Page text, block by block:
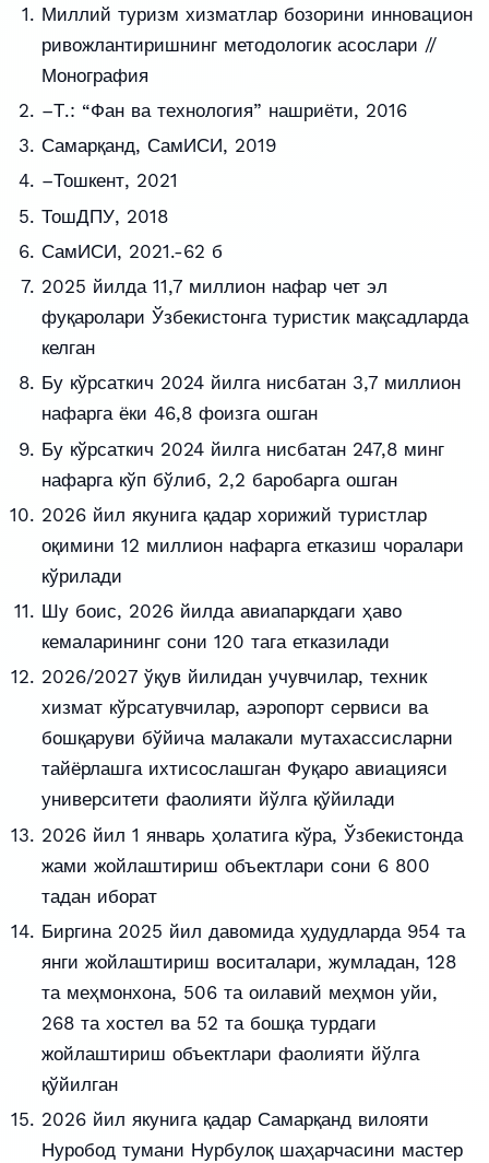
Миллий туризм хизматлар бозорини инновацион
ривожлантиришнинг методологик асослари //
Монография
–Т.: “Фан ва технология” нашриёти, 2016
Самарқанд, СамИСИ, 2019
–Тошкент, 2021
ТошДПУ, 2018
СамИСИ, 2021.-62 б
2025 йилда 11,7 миллион нафар чет эл
фуқаролари Ўзбекистонга туристик мақсадларда
келган
Бу кўрсаткич 2024 йилга нисбатан 3,7 миллион
нафарга ёки 46,8 фоизга ошган
Бу кўрсаткич 2024 йилга нисбатан 247,8 минг
нафарга кўп бўлиб, 2,2 баробарга ошган
2026 йил якунига қадар хорижий туристлар
оқимини 12 миллион нафарга етказиш чоралари
кўрилади
Шу боис, 2026 йилда авиапаркдаги ҳаво
кемаларининг сони 120 тага етказилади
2026/2027 ўқув йилидан учувчилар, техник
хизмат кўрсатувчилар, аэропорт сервиси ва
бошқаруви бўйича малакали мутахассисларни
тайёрлашга ихтисослашган Фуқаро авиацияси
университети фаолияти йўлга қўйилади
2026 йил 1 январь ҳолатига кўра, Ўзбекистонда
жами жойлаштириш объектлари сони 6 800
тадан иборат
Биргина 2025 йил давомида ҳудудларда 954 та
янги жойлаштириш воситалари, жумладан, 128
та меҳмонхона, 506 та оилавий меҳмон уйи,
268 та хостел ва 52 та бошқа турдаги
жойлаштириш объектлари фаолияти йўлга
қўйилган
2026 йил якунига қадар Самарқанд вилояти
Нуробод тумани Нурбулоқ шаҳарчасини мастер